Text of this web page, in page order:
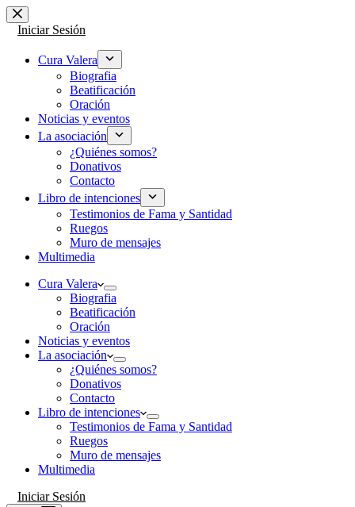
Saltar
al Iniciar Sesión
Cura Valera
Biografia
Beatificación
Oración
Noticias y eventos
La asociación
¿Quiénes somos?
Donativos
Contacto
Libro de intenciones
Testimonios de Fama y Santidad
Ruegos
Muro de mensajes
Multimedia
Cura Valera
Biografia
Beatificación
Oración
Noticias y eventos
La asociación
¿Quiénes somos?
Donativos
Contacto
Libro de intenciones
Testimonios de Fama y Santidad
Ruegos
Muro de mensajes
Multimedia
Iniciar Sesión